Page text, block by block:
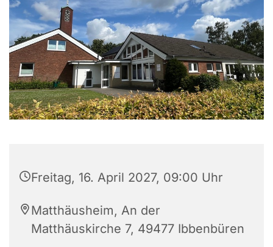
Freitag, 16. April 2027, 09:00 Uhr
Matthäusheim, An der
Matthäuskirche 7, 49477 Ibbenbüren